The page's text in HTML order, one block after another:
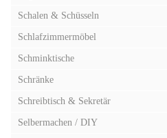
Schalen & Schüsseln
Schlafzimmermöbel
Schminktische
Schränke
Schreibtisch & Sekretär
Selbermachen / DIY